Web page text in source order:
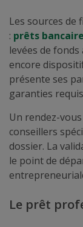
Les sources de
: prêts
levées de
encore
présente ses
garanties
Un rendez-
conseillers
dossier. La
le point de
Le prêt